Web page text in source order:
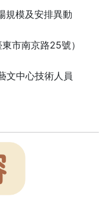
規模及安排異動
市南京路25號）
文中心技術人員